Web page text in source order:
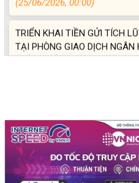
TRIỂN KHAI TIỀN GỬI TÍCH
TẠI PHÒNG GIAO DỊCH
KRÔNG BÚK
(26/05/2026, 00:00)
(23/05/2026, 00:00)
Phòng Giao dịch Ngân hàng
tiếp tục triển khai và giải
phạt tù được vay vốn tín dụng